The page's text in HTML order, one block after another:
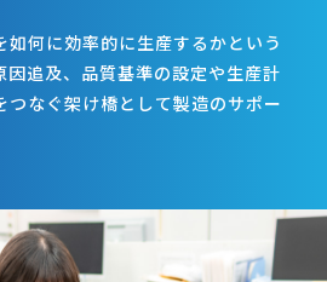
如何に効率的に生産するかという
因追及、品質基準の設定や生産計
つなぐ架け橋として製造のサポー